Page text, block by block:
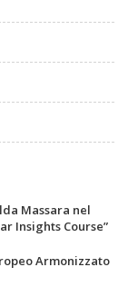
Massara nel
Insights Course”
Armonizzato